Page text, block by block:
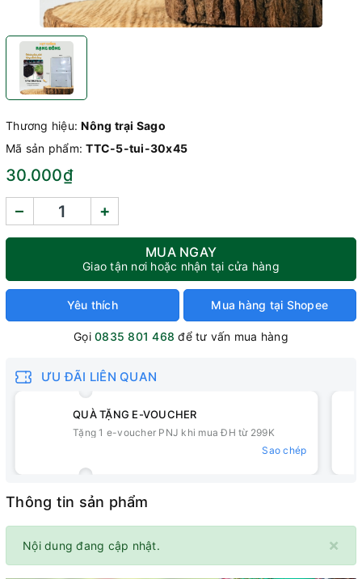
Thương hiệu:Nông trại Sago
Mã sản phẩm:TTC-5-tui-30x45
30.000₫
–
+
MUA NGAY
Giao tận nơi hoặc nhận tại cửa hàng
Yêu thích Mua hàng tại Shopee
Gọi0835 801 468 để tư vấn mua hàng
ƯU ĐÃI LIÊN QUAN
QUÀ TẶNG E-VOUCHER
Tặng 1 e-voucher PNJ khi mua ĐH từ 299K
Sao chép
Thông tin sản phẩm
×
Nội dung đang cập nhật.